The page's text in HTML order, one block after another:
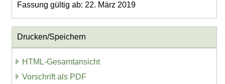
Fassung gültig ab: 22. März 2019
Drucken/Speichern
HTML-Gesamtansicht
Vorschrift als PDF